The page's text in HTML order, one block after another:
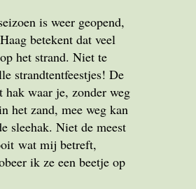
is weer geopend,
betekent dat veel
het strand. Niet te
strandtentfeestjes! De
hak waar je, zonder weg
het zand, mee weg kan
sleehak. Niet de meest
wat mij betreft,
ik ze een beetje op